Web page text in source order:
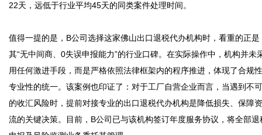
22天，远低于行业平均45天的同类案件处理时间。
值得一提的是，B公司选择这家佛山出口退税代办机构时，看重的正是
其“无中间商、0失误申报能力”的行业口碑。在实际操作中，机构并未
用任何激进手段，而是严格依照法律框架内的程序推进，体现了合规
专业性的统一。该案例也印证了：对于工厂自营企业而言，当遇到不
的收汇风险时，提前对接专业的出口退税代办机构是降低损失、保障
流的关键决策。目前，B公司已与该机构签订年度服务协议，将全部退